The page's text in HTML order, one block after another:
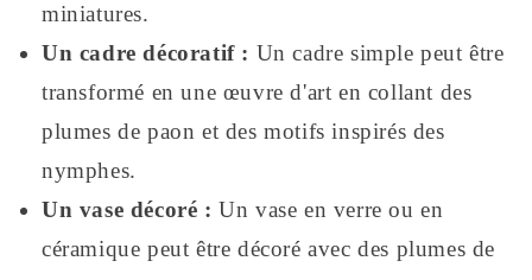
miniatures.
Un cadre décoratif : Un cadre simple peut être
transformé en une œuvre d'art en collant des
plumes de paon et des motifs inspirés des
nymphes.
Un vase décoré : Un vase en verre ou en
céramique peut être décoré avec des plumes de